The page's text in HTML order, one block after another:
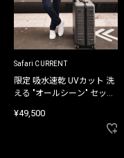
Safari CURRENT
限定 吸水速乾 UVカット 洗
える "オールシーン" セット
¥49,500